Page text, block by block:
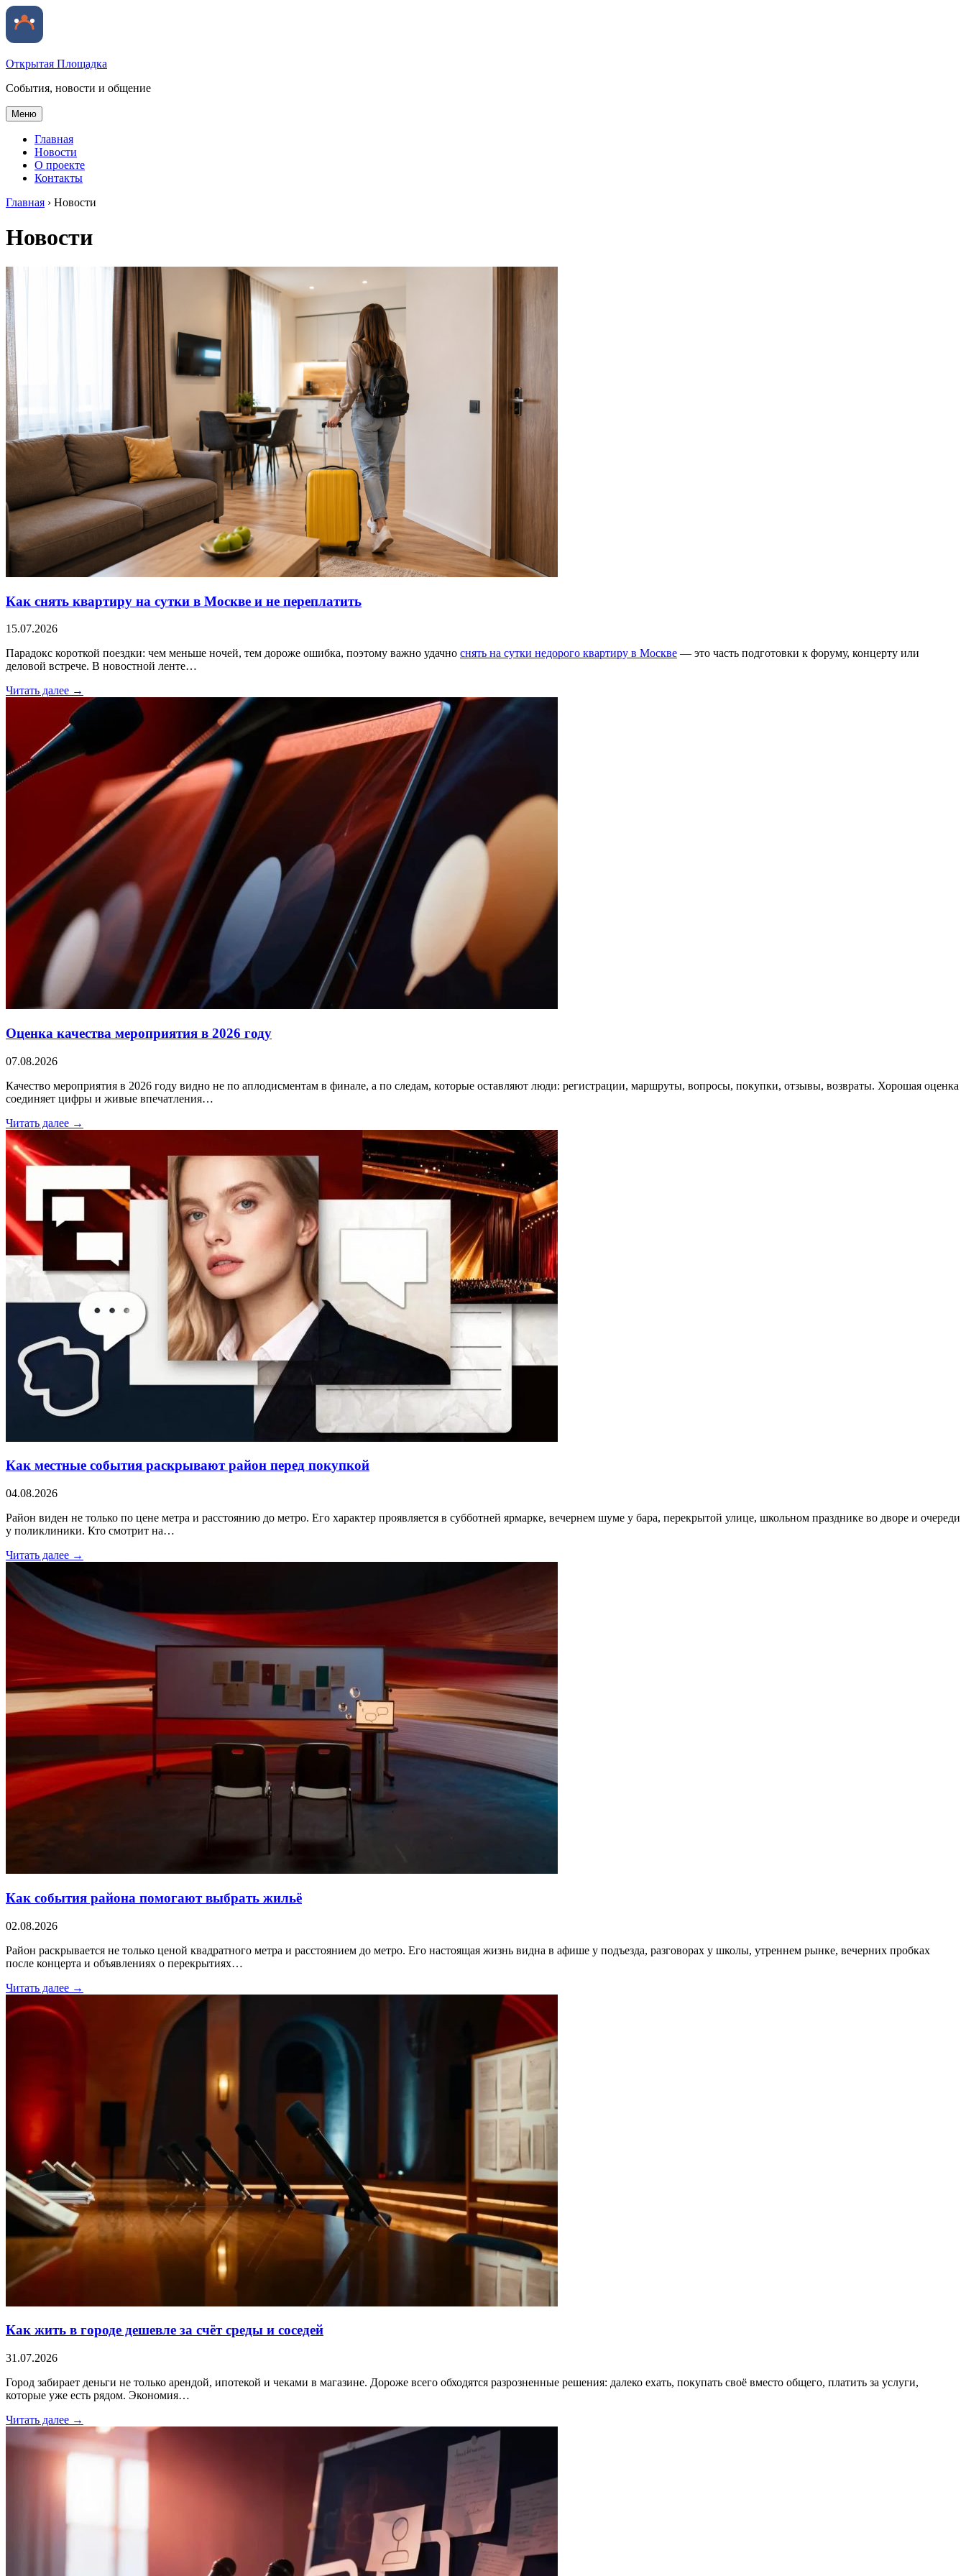
Открытая Площадка
События, новости и общение
Меню
Главная
Новости
О проекте
Контакты
Главная › Новости
Новости
Как снять квартиру на сутки в Москве и не переплатить
15.07.2026
Парадокс короткой поездки: чем меньше ночей, тем дороже ошибка, поэтому важно удачно снять на сутки недорого квартиру в Москве — это часть подготовки к форуму, концерту или
деловой встрече. В новостной ленте…
Читать далее →
Оценка качества мероприятия в 2026 году
07.08.2026
Качество мероприятия в 2026 году видно не по аплодисментам в финале, а по следам, которые оставляют люди: регистрации, маршруты, вопросы, покупки, отзывы, возвраты. Хорошая оценка
соединяет цифры и живые впечатления…
Читать далее →
Как местные события раскрывают район перед покупкой
04.08.2026
Район виден не только по цене метра и расстоянию до метро. Его характер проявляется в субботней ярмарке, вечернем шуме у бара, перекрытой улице, школьном празднике во дворе и очереди
у поликлиники. Кто смотрит на…
Читать далее →
Как события района помогают выбрать жильё
02.08.2026
Район раскрывается не только ценой квадратного метра и расстоянием до метро. Его настоящая жизнь видна в афише у подъезда, разговорах у школы, утреннем рынке, вечерних пробках
после концерта и объявлениях о перекрытиях…
Читать далее →
Как жить в городе дешевле за счёт среды и соседей
31.07.2026
Город забирает деньги не только арендой, ипотекой и чеками в магазине. Дороже всего обходятся разрозненные решения: далеко ехать, покупать своё вместо общего, платить за услуги,
которые уже есть рядом. Экономия…
Читать далее →